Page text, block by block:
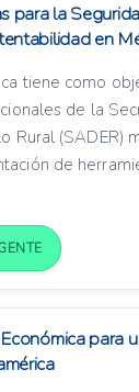
para la
en
tiene como
de la
Rural (SADER)
de
para